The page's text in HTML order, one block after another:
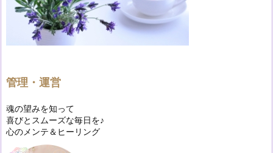
管理・運営
魂の望みを知って
喜びとスムーズな毎日を♪
心のメンテ＆ヒーリング